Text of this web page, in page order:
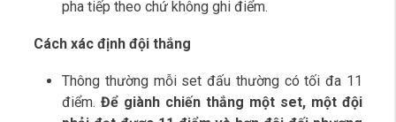
pha tiếp theo chứ không ghi điểm.
Cách xác định đội thắng
Thông thường mỗi set đấu thường có tối đa 11
điểm. Để giành chiến thắng một set, một đội